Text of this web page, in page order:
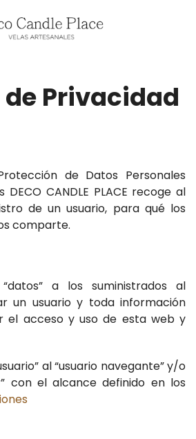
Privacidad
de Datos Personales
CANDLE PLACE recoge al
de un usuario, para qué los
comparte.
a los suministrados al
un usuario y toda información
el acceso y uso de esta web y
al “usuario navegante” y/o
con el alcance definido en los